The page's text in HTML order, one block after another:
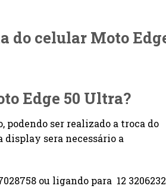
do celular Moto
Edge 50 Ultra?
podendo ser realizado a troca do
display sera necessário a
ou ligando para 12